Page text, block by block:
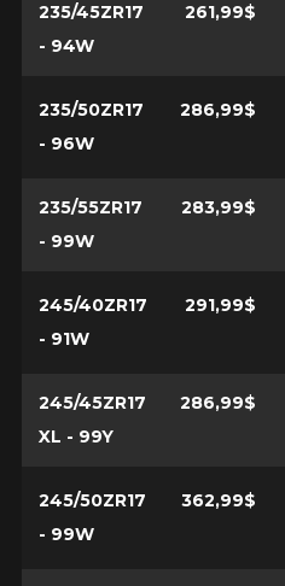
235/45ZR17
- 94W
261,99$
235/50ZR17
- 96W
286,99$
235/55ZR17
- 99W
283,99$
245/40ZR17
- 91W
291,99$
245/45ZR17
XL - 99Y
286,99$
245/50ZR17
- 99W
362,99$